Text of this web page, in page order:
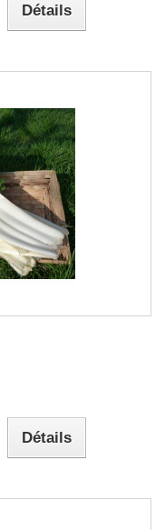
Détails
Détails